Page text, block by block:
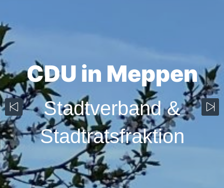
CDU in Meppen
Stadtverband &
Stadtratsfraktion